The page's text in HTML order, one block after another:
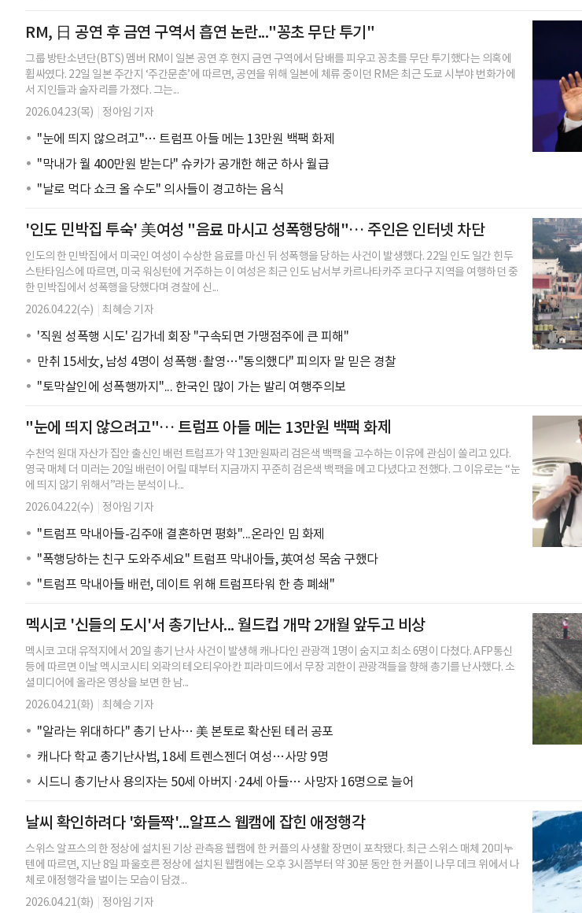
RM, 日 공연 후 금연 구역서 흡연 논란..."꽁초 무단 투기"
그룹 방탄소년단(BTS) 멤버 RM이 일본 공연 후 현지 금연 구역에서 담배를 피우고 꽁초를 무단 투기했다는 의혹에
휩싸였다. 22일 일본 주간지 ‘주간문춘’에 따르면, 공연을 위해 일본에 체류 중이던 RM은 최근 도쿄 시부야 번화가에
서 지인들과 술자리를 가졌다. 그는...
2026.04.23(목)
정아임 기자
"눈에 띄지 않으려고"… 트럼프 아들 메는 13만원 백팩 화제
"막내가 월 400만원 받는다" 슈카가 공개한 해군 하사 월급
"날로 먹다 쇼크 올 수도" 의사들이 경고하는 음식
'인도 민박집 투숙' 美여성 "음료 마시고 성폭행당해"… 주인은 인터넷 차단
인도의 한 민박집에서 미국인 여성이 수상한 음료를 마신 뒤 성폭행을 당하는 사건이 발생했다. 22일 인도 일간 힌두
스탄타임스에 따르면, 미국 워싱턴에 거주하는 이 여성은 최근 인도 남서부 카르나타카주 코다구 지역을 여행하던 중
한 민박집에서 성폭행을 당했다며 경찰에 신...
2026.04.22(수)
최혜승 기자
'직원 성폭행 시도' 김가네 회장 "구속되면 가맹점주에 큰 피해"
만취 15세女, 남성 4명이 성폭행·촬영…"동의했다" 피의자 말 믿은 경찰
"토막살인에 성폭행까지"... 한국인 많이 가는 발리 여행주의보
"눈에 띄지 않으려고"… 트럼프 아들 메는 13만원 백팩 화제
수천억 원대 자산가 집안 출신인 배런 트럼프가 약 13만원짜리 검은색 백팩을 고수하는 이유에 관심이 쏠리고 있다.
영국 매체 더 미러는 20일 배런이 어릴 때부터 지금까지 꾸준히 검은색 백팩을 메고 다녔다고 전했다. 그 이유로는 “눈
에 띄지 않기 위해서”라는 분석이 나...
2026.04.22(수)
정아임 기자
"트럼프 막내아들-김주애 결혼하면 평화"...온라인 밈 화제
"폭행당하는 친구 도와주세요" 트럼프 막내아들, 英여성 목숨 구했다
"트럼프 막내아들 배런, 데이트 위해 트럼프타워 한 층 폐쇄"
멕시코 '신들의 도시'서 총기난사... 월드컵 개막 2개월 앞두고 비상
멕시코 고대 유적지에서 20일 총기 난사 사건이 발생해 캐나다인 관광객 1명이 숨지고 최소 6명이 다쳤다. AFP통신
등에 따르면 이날 멕시코시티 외곽의 테오티우아칸 피라미드에서 무장 괴한이 관광객들을 향해 총기를 난사했다. 소
셜미디어에 올라온 영상을 보면 한 남...
2026.04.21(화)
최혜승 기자
"알라는 위대하다" 총기 난사… 美 본토로 확산된 테러 공포
캐나다 학교 총기난사범, 18세 트렌스젠더 여성…사망 9명
시드니 총기난사 용의자는 50세 아버지·24세 아들… 사망자 16명으로 늘어
날씨 확인하려다 '화들짝'...알프스 웹캠에 잡힌 애정행각
스위스 알프스의 한 정상에 설치된 기상 관측용 웹캠에 한 커플의 사생활 장면이 포착됐다. 최근 스위스 매체 20미누
텐에 따르면, 지난 8일 파울호른 정상에 설치된 웹캠에는 오후 3시쯤부터 약 30분 동안 한 커플이 나무 데크 위에서 나
체로 애정행각을 벌이는 모습이 담겼...
2026.04.21(화)
정아임 기자